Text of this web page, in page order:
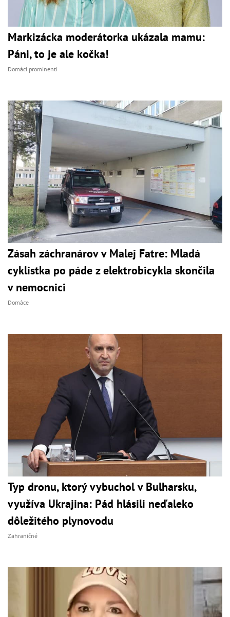
Markizácka moderátorka ukázala mamu:
Páni, to je ale kočka!
Domáci prominenti
Zásah záchranárov v Malej Fatre: Mladá
cyklistka po páde z elektrobicykla skončila
v nemocnici
Domáce
Typ dronu, ktorý vybuchol v Bulharsku,
využíva Ukrajina: Pád hlásili neďaleko
dôležitého plynovodu
Zahraničné